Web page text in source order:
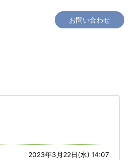
お問い合わせ
2023年3月22日(水) 14:07